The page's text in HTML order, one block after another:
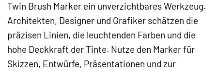
Twin Brush Marker ein unverzichtbares Werkzeug.
Architekten, Designer und Grafiker schätzen die
präzisen Linien, die leuchtenden Farben und die
hohe Deckkraft der Tinte. Nutze den Marker für
Skizzen, Entwürfe, Präsentationen und zur